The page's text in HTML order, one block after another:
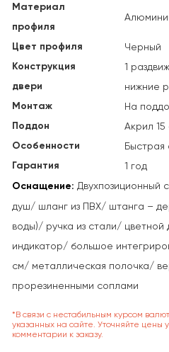
Материал
профиля
Цвет профиля Черный
Конструкция
двери
1
нижние
Монтаж На
Поддон Акрил
Особенности Быстрая
Гарантия 1 год
Оснащение: Двухпозиционный
душ/ шланг из ПВХ/ штанга –
воды)/ ручка из стали/ цветной
индикатор/ большое
см/ металлическая полочка/ в
прорезиненными соплами
*В связи с нестабильным курсом
указанных на сайте. Уточняйте
комментарии к заказу.